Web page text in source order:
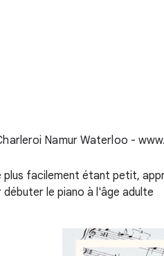
plus facilement étant petit,
le piano à l'âge adulte